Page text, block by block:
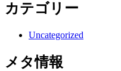
カテゴリー
Uncategorized
メタ情報